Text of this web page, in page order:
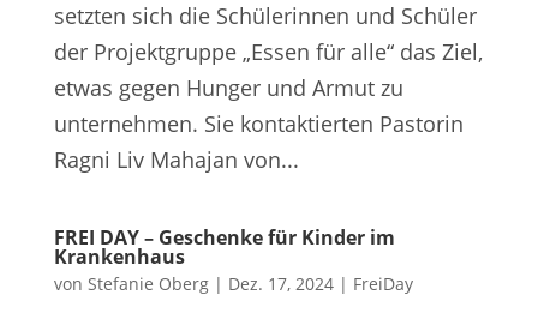
setzten sich die Schülerinnen und Schüler
der Projektgruppe „Essen für alle“ das Ziel,
etwas gegen Hunger und Armut zu
unternehmen. Sie kontaktierten Pastorin
Ragni Liv Mahajan von...
FREI DAY – Geschenke für Kinder im
Krankenhaus
von Stefanie Oberg| Dez. 17, 2024| FreiDay